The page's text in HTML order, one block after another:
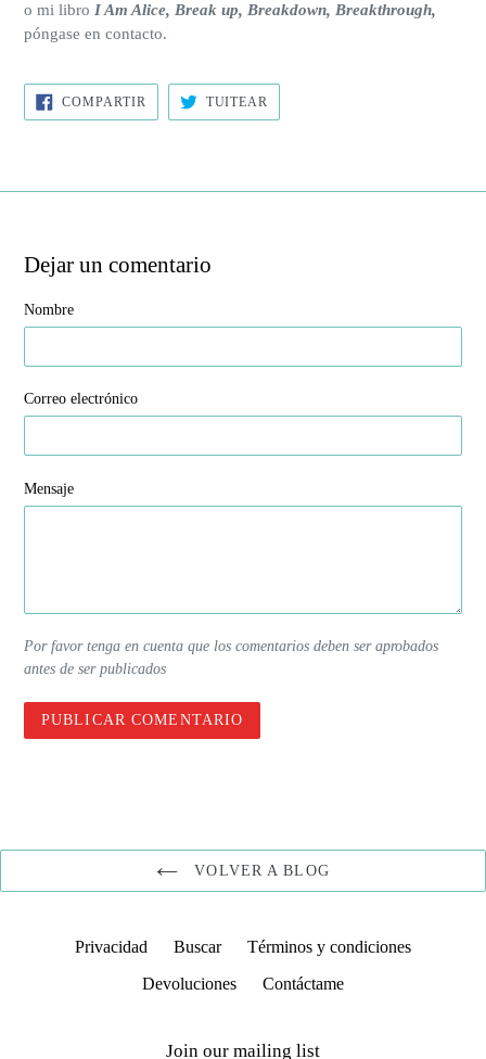
o mi libro I Am Alice, Break up, Breakdown, Breakthrough,
póngase en contacto.
COMPARTIR COMPARTIR
FACEBOOK
TUITEAR
TWITTER
Dejar un comentario
Nombre
Correo electrónico
Mensaje
Por favor tenga en cuenta que los comentarios deben ser aprobados
antes de ser publicados
VOLVER A BLOG
Privacidad Buscar
Términos y condiciones
Devoluciones
Contáctame
Join our mailing list